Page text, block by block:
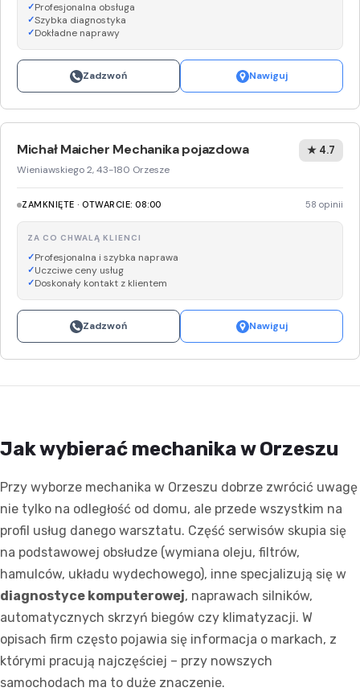
Profesjonalna obsługa
Szybka diagnostyka
Dokładne naprawy
Zadzwoń Nawiguj
Michał Maicher Mechanika pojazdowa
Wieniawskiego 2, 43-180 Orzesze
★ 4.7
ZAMKNIĘTE · OTWARCIE: 08:00 58 opinii
ZA CO CHWALĄ KLIENCI
Profesjonalna i szybka naprawa
Uczciwe ceny usług
Doskonały kontakt z klientem
Zadzwoń Nawiguj
Jak wybierać mechanika w Orzeszu
Przy wyborze mechanika w Orzeszu dobrze zwrócić uwagę
nie tylko na odległość od domu, ale przede wszystkim na
profil usług danego warsztatu. Część serwisów skupia się
na podstawowej obsłudze (wymiana oleju, filtrów,
hamulców, układu wydechowego), inne specjalizują się w
diagnostyce komputerowej, naprawach silników,
automatycznych skrzyń biegów czy klimatyzacji. W
opisach firm często pojawia się informacja o markach, z
którymi pracują najczęściej – przy nowszych
samochodach ma to duże znaczenie.